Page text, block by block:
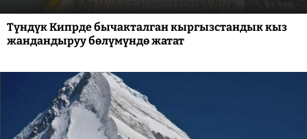
Түндүк Кипрде бычакталган кыргызстандык кыз
жандандыруу бөлүмүндө жатат